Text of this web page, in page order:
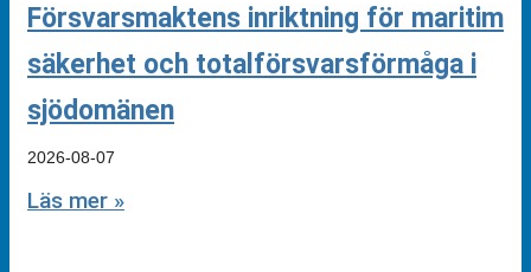
Försvarsmaktens inriktning för maritim
säkerhet och totalförsvarsförmåga i
sjödomänen
2026-08-07
Läs mer »